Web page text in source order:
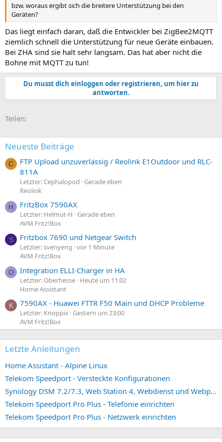
bzw. woraus ergibt sich die breitere Unterstützung bei den
Geräten?
Das liegt einfach daran, daß die Entwickler bei ZigBee2MQTT
ziemlich schnell die Unterstützung für neue Geräte einbauen.
Bei ZHA sind sie halt sehr langsam. Das hat aber nicht die
Bohne mit MQTT zu tun!
Du musst dich einloggen oder registrieren, um hier zu
antworten.
Teilen:
Neueste Beiträge
C
FTP Upload unzuverlässig / Reolink E1Outdoor und RLC-
811A
Letzter: Cephalopod
Gerade eben
Reolink
H FritzBox 7590AX
Letzter: Helmut-H
Gerade eben
AVM Fritz!Box
S Fritzbox 7690 und Netgear Switch
Letzter: svenyeng vor 1 Minute
AVM Fritz!Box
O Integration ELLI-Charger in HA
Letzter: Oberhesse Heute um 11:02
Home Assistant
K 7590AX - Huawei FTTR F50 Main und DHCP Probleme
Letzter: Knoppix Gestern um 23:00
AVM Fritz!Box
Letzte Anleitungen
Home Assistant - Alpine Linux
Telekom Speedport - Versteckte Konfigurationen
Synology DSM 7.2/7.3, Web Station 4, Webdienst und Webportal erstellen (ehemals vHost)
Telekom Speedport Pro Plus - Telefonie einrichten
Telekom Speedport Pro Plus - Netzwerk einrichten